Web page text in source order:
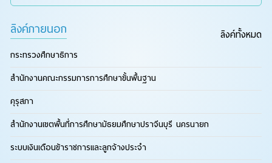
ลิงค์ภายนอก ลิงค์ทั้งหมด
กระทรวงศึกษาธิการ
สำนักงานคณะกรรมการการศึกษาขั้นพื้นฐาน
คุรุสภา
สำนักงานเขตพื้นที่การศึกษามัธยมศึกษาปราจีนบุรี นครนายก
ระบบเงินเดือนข้าราชการและลูกจ้างประจำ